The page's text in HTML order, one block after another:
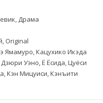
Драма
Original
Ямамуро, Кацухико Икэда
Уэно, Ё Ёсида, Цуёси
Кэн Мицуиси, Кэнъити